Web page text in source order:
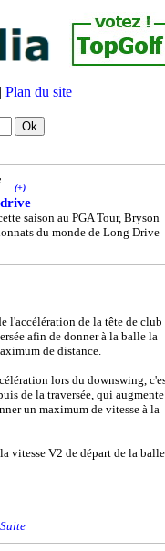
| Plan du site
(+)
saison au PGA Tour, Bryson
du monde de Long Drive
l'accélération de la tête de club
afin de donner à la balle la
de distance.
lors du downswing,
de la traversée, qui augmente
un maximum de vitesse à la
vitesse V2 de départ de la balle
Suite